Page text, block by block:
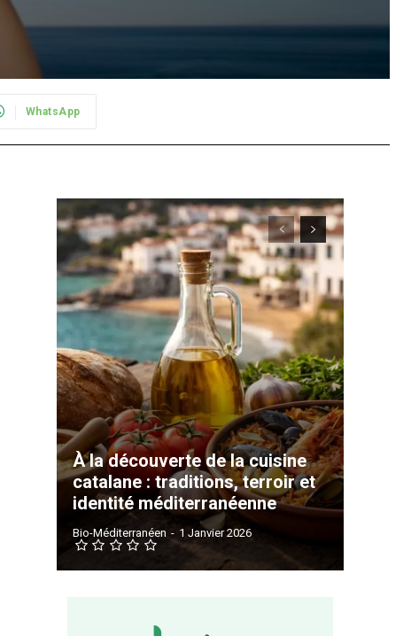
WhatsApp
À la découverte de la cuisine
catalane : traditions, terroir et
identité méditerranéenne
Bio-Méditerranéen - 1 Janvier 2026